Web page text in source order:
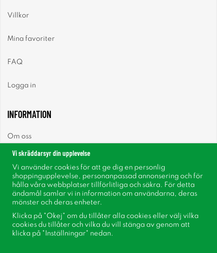
Villkor
Mina favoriter
FAQ
Logga in
INFORMATION
Om oss
Nyhetsbrev
Om cookies
Inspiration
Vi skräddarsyr din upplevelse
Vi använder cookies för att ge dig en personlig
shoppingupplevelse, personanpassad annonsering och för
hålla våra webbplatser tillförlitliga och säkra. För detta
ändamål samlar vi in information om användarna, deras
mönster och deras enheter.
Klicka på "Okej" om du tillåter alla cookies eller välj vilka
cookies du tillåter och vilka du vill stänga av genom att
klicka på "Inställningar" nedan.